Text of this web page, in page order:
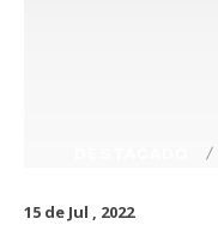
15 de Jul , 2022